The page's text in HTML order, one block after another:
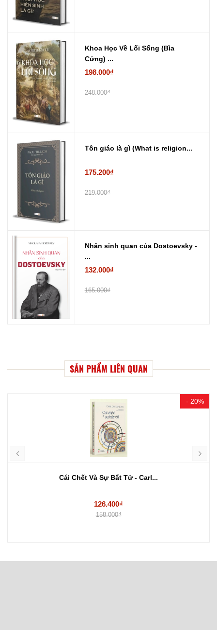
Khoa Học Về Lối Sống (Bìa
Cứng) ...
198.000₫
248.000₫
Tôn giáo là gì (What is religion...
175.200₫
219.000₫
Nhân sinh quan của Dostoevsky -
...
132.000₫
165.000₫
SẢN PHẨM LIÊN QUAN
Cái Chết Và Sự Bất Tử - Carl...